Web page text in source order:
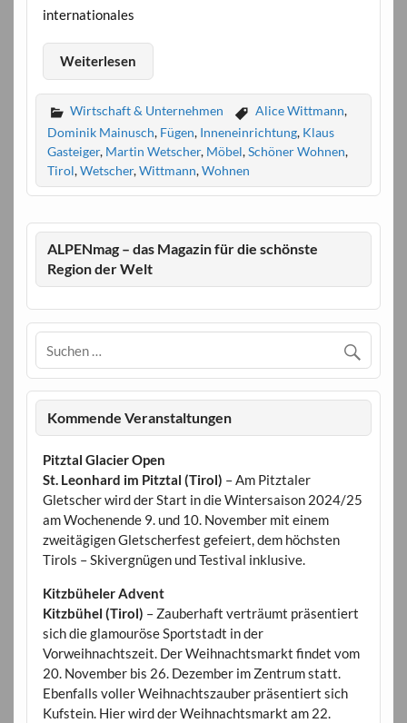
internationales
Weiterlesen
Wirtschaft & Unternehmen Alice Wittmann,
Dominik Mainusch, Fügen, Inneneinrichtung, Klaus
Gasteiger, Martin Wetscher, Möbel,Schöner Wohnen,
Tirol,Wetscher,Wittmann,Wohnen
ALPENmag – das Magazin für die schönste
Region der Welt
Kommende Veranstaltungen
Pitztal Glacier Open
St. Leonhard im Pitztal (Tirol) – Am Pitztaler
Gletscher wird der Start in die Wintersaison 2024/25
am Wochenende 9. und 10. November mit einem
zweitägigen Gletscherfest gefeiert, dem höchsten
Tirols – Skivergnügen und Testival inklusive.
Kitzbüheler Advent
Kitzbühel (Tirol) – Zauberhaft verträumt präsentiert
sich die glamouröse Sportstadt in der
Vorweihnachtszeit. Der Weihnachtsmarkt findet vom
20. November bis 26. Dezember im Zentrum statt.
Ebenfalls voller Weihnachtszauber präsentiert sich
Kufstein. Hier wird der Weihnachtsmarkt am 22.